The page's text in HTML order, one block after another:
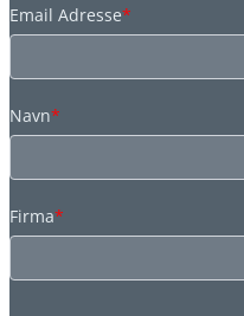
Email Adresse*
Navn*
Firma*